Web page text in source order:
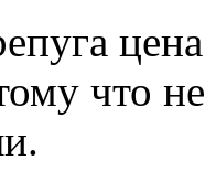
что не